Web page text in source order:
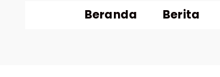
Beranda Berita